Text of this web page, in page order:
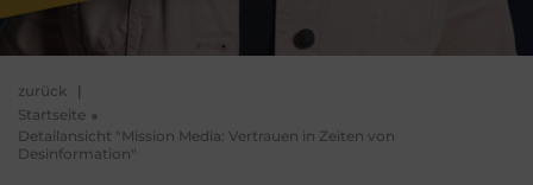
zurück |
Startseite
Detailansicht "Mission Media: Vertrauen in Zeiten von
Desinformation"